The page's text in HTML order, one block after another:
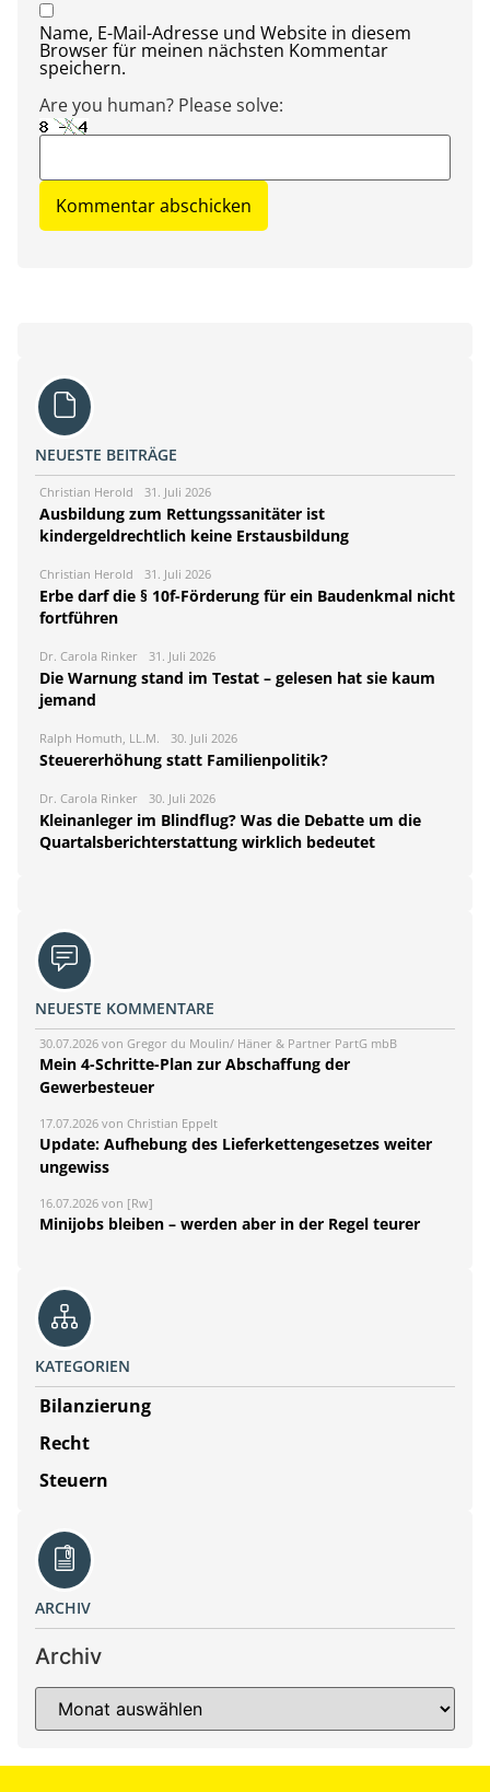
Name, E-Mail-Adresse und Website in diesem
Browser für meinen nächsten Kommentar
speichern.
Are you human? Please solve:
NEUESTE BEITRÄGE
Christian Herold 31. Juli 2026
Ausbildung zum Rettungssanitäter ist
kindergeldrechtlich keine Erstausbildung
Christian Herold 31. Juli 2026
Erbe darf die § 10f-Förderung für ein Baudenkmal nicht
fortführen
Dr. Carola Rinker 31. Juli 2026
Die Warnung stand im Testat – gelesen hat sie kaum
jemand
Ralph Homuth, LL.M. 30. Juli 2026
Steuererhöhung statt Familienpolitik?
Dr. Carola Rinker 30. Juli 2026
Kleinanleger im Blindflug? Was die Debatte um die
Quartalsberichterstattung wirklich bedeutet
NEUESTE KOMMENTARE
30.07.2026 von Gregor du Moulin/ Häner & Partner PartG mbB
Mein 4-Schritte-Plan zur Abschaffung der
Gewerbesteuer
17.07.2026 von Christian Eppelt
Update: Aufhebung des Lieferkettengesetzes weiter
ungewiss
16.07.2026 von [Rw]
Minijobs bleiben – werden aber in der Regel teurer
KATEGORIEN
Bilanzierung
Recht
Steuern
ARCHIV
Archiv